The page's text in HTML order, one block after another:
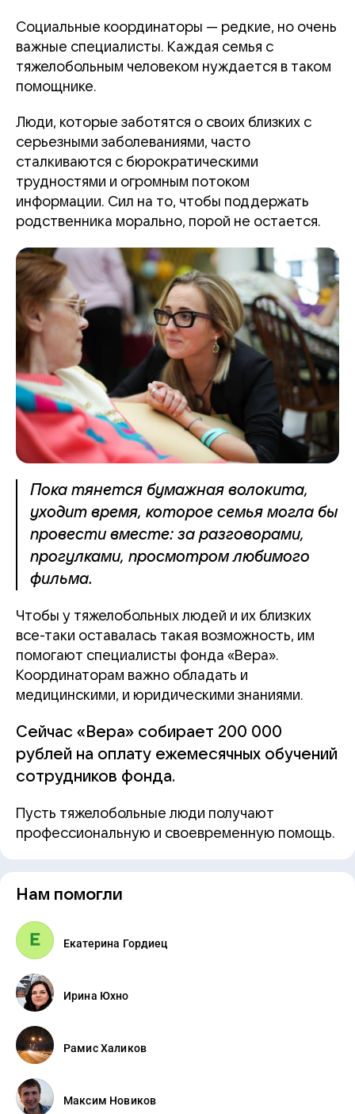
Социальные координаторы — редкие, но очень
важные специалисты. Каждая семья с
тяжелобольным человеком нуждается в таком
помощнике.
Люди, которые заботятся о своих близких с
серьезными заболеваниями, часто
сталкиваются с бюрократическими
трудностями и огромным потоком
информации. Сил на то, чтобы поддержать
родственника морально, порой не остается.
Пока тянется бумажная волокита,
уходит время, которое семья могла бы
провести вместе: за разговорами,
прогулками, просмотром любимого
фильма.
Чтобы у тяжелобольных людей и их близких
все-таки оставалась такая возможность, им
помогают специалисты фонда «Вера».
Координаторам важно обладать и
медицинскими, и юридическими знаниями.
Сейчас «Вера» собирает 200 000
рублей на оплату ежемесячных обучений
сотрудников фонда.
Пусть тяжелобольные люди получают
профессиональную и своевременную помощь.
Нам помогли
Екатерина Гордиец
Ирина Юхно
Рамис Халиков
Максим Новиков